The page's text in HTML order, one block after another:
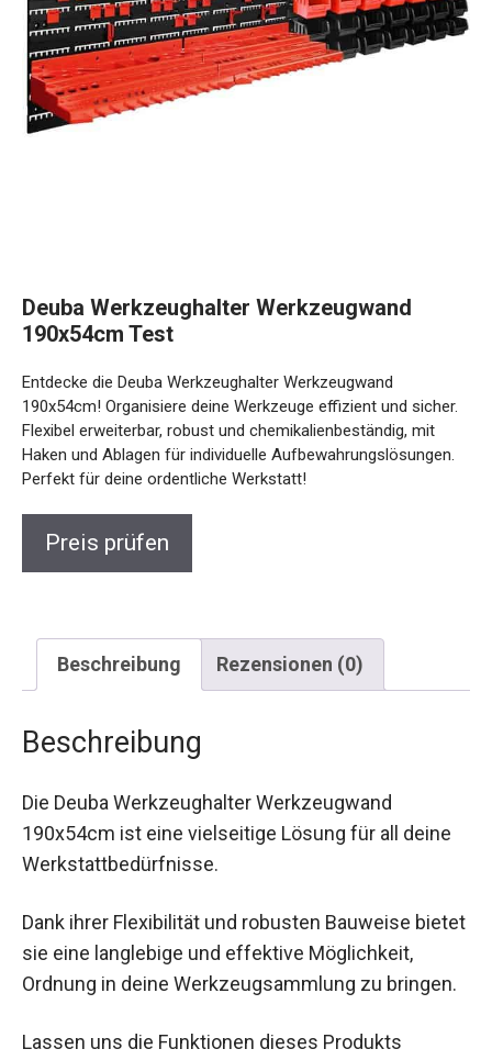
Deuba Werkzeughalter Werkzeugwand
190x54cm Test
Entdecke die Deuba Werkzeughalter Werkzeugwand
190x54cm! Organisiere deine Werkzeuge effizient und sicher.
Flexibel erweiterbar, robust und chemikalienbeständig, mit
Haken und Ablagen für individuelle Aufbewahrungslösungen.
Perfekt für deine ordentliche Werkstatt!
Preis prüfen
Beschreibung Rezensionen (0)
Beschreibung
Die Deuba Werkzeughalter Werkzeugwand
190x54cm ist eine vielseitige Lösung für all deine
Werkstattbedürfnisse.
Dank ihrer Flexibilität und robusten Bauweise bietet
sie eine langlebige und effektive Möglichkeit,
Ordnung in deine Werkzeugsammlung zu bringen.
Lassen uns die Funktionen dieses Produkts